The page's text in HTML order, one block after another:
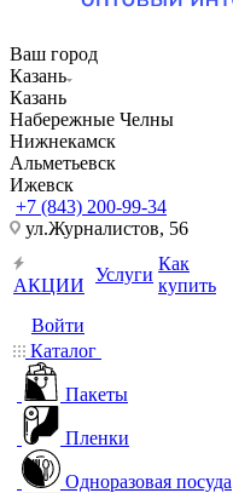
Ваш город
Казань
Казань
Набережные Челны
Нижнекамск
Альметьевск
Ижевск
+7 (843) 200-99-34
ул.Журналистов, 56
АКЦИИ
Услуги
Как
купить
Войти
Каталог
Пакеты
Пленки
Одноразовая посуда